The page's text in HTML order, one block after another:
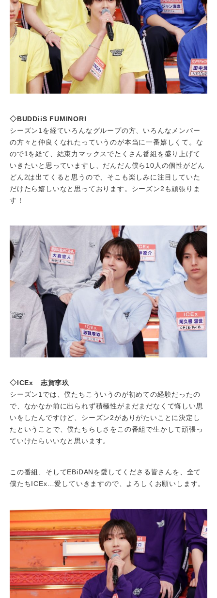
◇BUDDiiS FUMINORI
シーズン1を経ていろんなグループの方、いろんなメンバー
の方々と仲良くなれたっていうのが本当に一番嬉しくて。な
ので1を経て、結束力マックスでたくさん番組を盛り上げて
いきたいと思っていますし、だんだん僕ら10人の個性がどん
どん2は出てくると思うので、そこも楽しみに注目していた
だけたら嬉しいなと思っております。シーズン2も頑張りま
す！
◇ICEx 志賀李玖
シーズン1では、僕たちこういうのが初めての経験だったの
で、なかなか前に出られず積極性がまだまだなくて悔しい思
いをしたんですけど、シーズン2がありがたいことに決定し
たということで、僕たちらしさをこの番組で生かして頑張っ
ていけたらいいなと思います。
この番組、そしてEBiDANを愛してくださる皆さんを、全て
僕たちICEx…愛していきますので、よろしくお願いします。